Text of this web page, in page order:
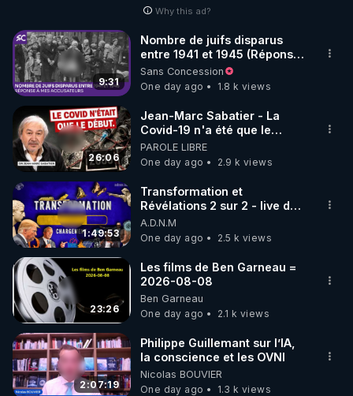
Why this ad?
9:31
Nombre de juifs disparus
entre 1941 et 1945 (Réponse
à mes accusateurs)
Sans Concession
One day ago
1.8 k views
26:06
Jean-Marc Sabatier - La
Covid-19 n'a été que le
début - L'ARNm & l'ARNm-aa
jusqu où auront-t-il ?
PAROLE LIBRE
One day ago
2.9 k views
1:49:53
Transformation et
Révélations 2 sur 2 - live du
07/08/26
A.D.N.M
One day ago
2.5 k views
23:26
Les films de Ben Garneau =
2026-08-08
Ben Garneau
One day ago
2.1 k views
2:07:19
Philippe Guillemant sur l’IA,
la conscience et les OVNI
Nicolas BOUVIER
One day ago
1.3 k views